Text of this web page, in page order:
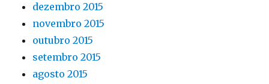
dezembro 2015
novembro 2015
outubro 2015
setembro 2015
agosto 2015